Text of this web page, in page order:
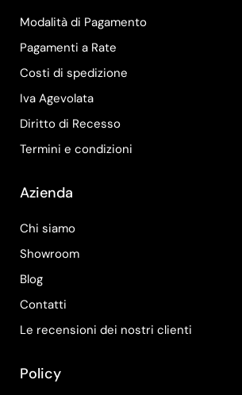
Modalità di Pagamento
Pagamenti a Rate
Costi di spedizione
Iva Agevolata
Diritto di Recesso
Termini e condizioni
Azienda
Chi siamo
Showroom
Blog
Contatti
Le recensioni dei nostri clienti
Policy